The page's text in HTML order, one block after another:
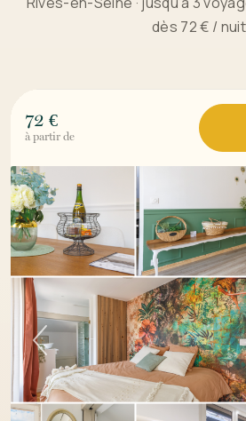
dès 72 € / nuit